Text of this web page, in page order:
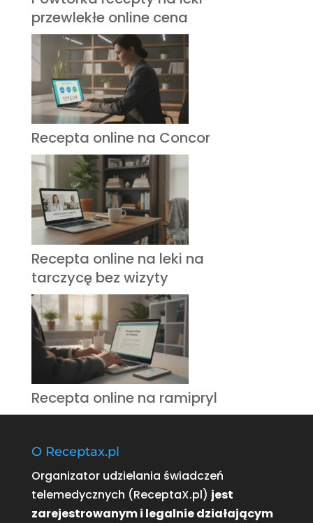
przewlekłe online cena
Recepta online na Concor
Recepta online na leki na
tarczycę bez wizyty
Recepta online na ramipryl
O Receptax.pl
Organizator udzielania świadczeń
telemedycznych (ReceptaX.pl) jest
zarejestrowanym i legalnie działającym